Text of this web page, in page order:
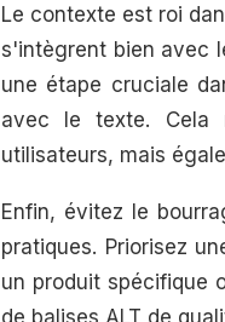
Le contexte est roi
s'intègrent bien avec
une étape cruciale
avec le texte. Cela
utilisateurs, mais
Enfin, évitez le
pratiques. Priorisez
un produit spécifique